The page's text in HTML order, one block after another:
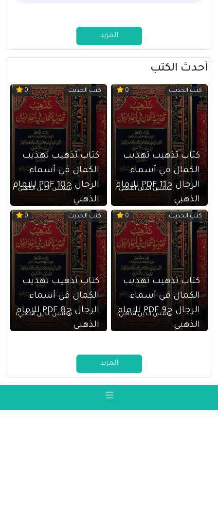
المزيد
أحدث الكتب
كتب الحديث 0
كتاب تذهيب تهذيب
الكمال في أسماء
الرجال ج11 PDF للإمام
الذهبي
شمس الدين الذهبي
كتب الحديث 0
كتاب تذهيب تهذيب
الكمال في أسماء
الرجال ج10 PDF للإمام
الذهبي
شمس الدين الذهبي
كتب الحديث 0
كتاب تذهيب تهذيب
الكمال في أسماء
الرجال ج9 PDF للإمام
الذهبي
شمس الدين الذهبي
كتب الحديث 0
كتاب تذهيب تهذيب
الكمال في أسماء
الرجال ج8 PDF للإمام
الذهبي
شمس الدين الذهبي
المزيد